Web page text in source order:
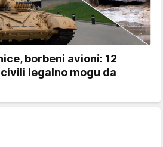
borbeni avioni: 12
legalno mogu da